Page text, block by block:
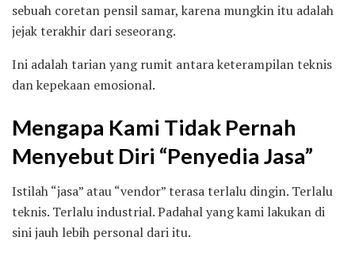
sebuah coretan pensil samar, karena mungkin itu adalah
jejak terakhir dari seseorang.
Ini adalah tarian yang rumit antara keterampilan teknis
dan kepekaan emosional.
Mengapa Kami Tidak Pernah
Menyebut Diri “Penyedia Jasa”
Istilah “jasa” atau “vendor” terasa terlalu dingin. Terlalu
teknis. Terlalu industrial. Padahal yang kami lakukan di
sini jauh lebih personal dari itu.